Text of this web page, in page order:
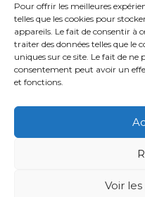
Pour offrir les meilleures
telles que les cookies pour
appareils. Le fait de consentir à
traiter des données telles que
uniques sur ce site. Le fait de ne
consentement peut avoir un
et fonctions.
Voir